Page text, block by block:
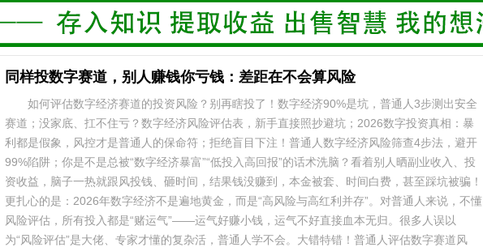
同样投数字赛道，别人赚钱你亏钱：差距在不会算风险
如何评估数字经济赛道的投资风险？别再瞎投了！数字经济90%是坑，普通人3步测出安全
赛道；没家底、扛不住亏？数字经济风险评估表，新手直接照抄避坑；2026数字投资真相：暴
利都是假象，风控才是普通人的保命符；拒绝盲目下注！普通人数字经济风险筛查4步法，避开
99%陷阱；你是不是总被“数字经济暴富”“低投入高回报”的话术洗脑？看着别人晒副业收入、投
资收益，脑子一热就跟风投钱、砸时间，结果钱没赚到，本金被套、时间白费，甚至踩坑被骗！
更扎心的是：2026年数字经济不是遍地黄金，而是“高风险与高红利并存”。对普通人来说，不懂
风险评估，所有投入都是“赌运气”——运气好赚小钱，运气不好直接血本无归。很多人误以
为“风险评估”是大佬、专家才懂的复杂活，普通人学不会。大错特错！普通人评估数字赛道风